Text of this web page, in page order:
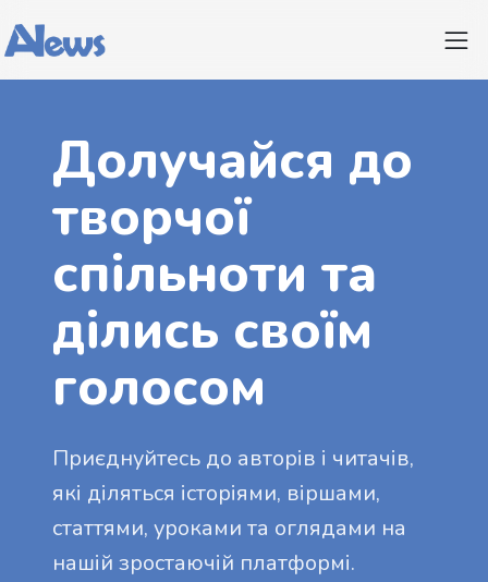
Долучайся до
творчої
спільноти та
ділись своїм
голосом
Приєднуйтесь до авторів і читачів,
які діляться історіями, віршами,
статтями, уроками та оглядами на
нашій зростаючій платформі.